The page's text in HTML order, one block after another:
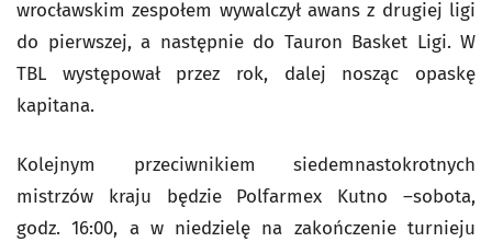
wrocławskim zespołem wywalczył awans z drugiej ligi
do pierwszej, a następnie do Tauron Basket Ligi. W
TBL występował przez rok, dalej nosząc opaskę
kapitana.
Kolejnym przeciwnikiem siedemnastokrotnych
mistrzów kraju będzie Polfarmex Kutno –sobota,
godz. 16:00, a w niedzielę na zakończenie turnieju